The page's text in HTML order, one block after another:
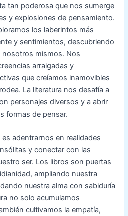
tan poderosa que nos sumerge
y explosiones de pensamiento.
los laberintos más
y sentimientos, descubriendo
mismos. Nos
arraigadas y
que creíamos inamovibles
La literatura nos desafía a
personajes diversos y a abrir
formas de pensar.
adentrarnos en realidades
y conectar con las
ser. Los libros son puertas
ampliando nuestra
nuestra alma con sabiduría
no solo acumulamos
cultivamos la empatía,